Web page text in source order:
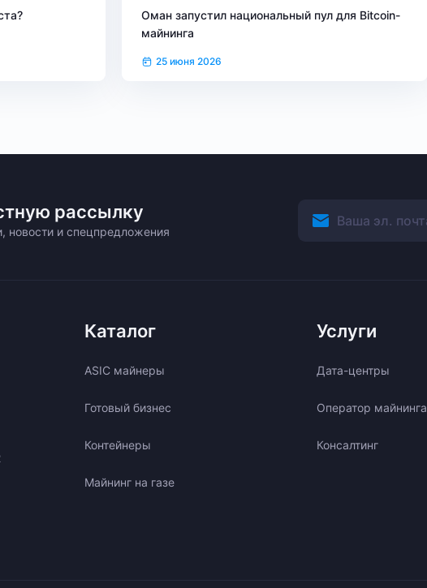
Оман запустил национальный пул для Bitcoin-
майнинга
25 июня 2026
рассылку
новости и спецпредложения
Каталог
ASIC майнеры
Готовый бизнес
Контейнеры
Майнинг на газе
Услуги
Дата-центры
Оператор майнинга
Консалтинг